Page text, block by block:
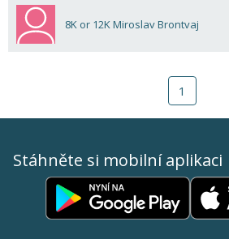
8K or 12K Miroslav Brontvaj
1
Stáhněte si mobilní aplikaci